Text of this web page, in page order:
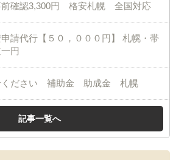
前確認3,300円 格安札幌 全国対応
請代行【５０，０００円】 札幌・帯
円
ください 補助金 助成金 札幌
記事一覧へ